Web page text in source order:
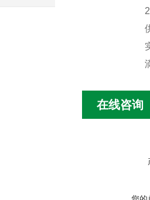
在线咨询